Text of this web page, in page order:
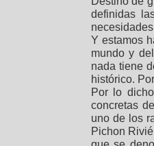
definidas
Y estamos
mundo y
nada tiene
histórico.
Por lo
concretas
uno de los
Pichon